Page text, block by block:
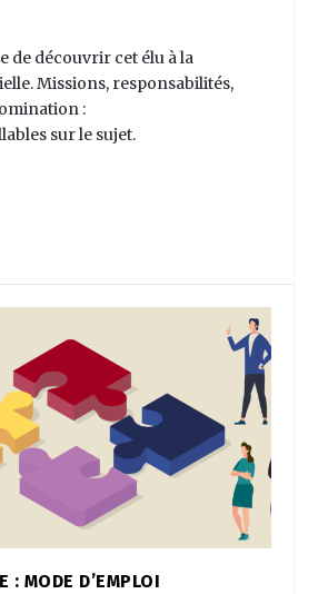
de découvrir cet élu à la
Missions, responsabilités,
:
sur le sujet.
: MODE D’EMPLOI